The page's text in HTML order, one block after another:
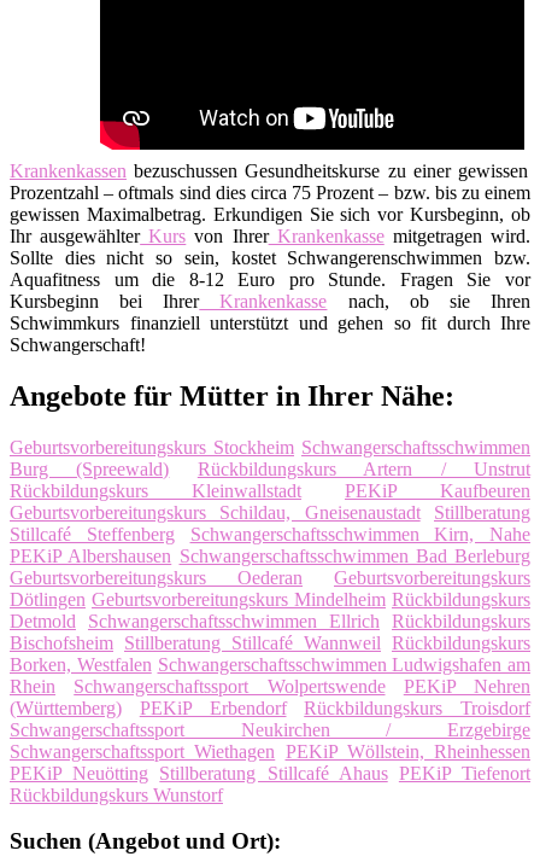
Krankenkassen bezuschussen Gesundheitskurse zu einer gewissen
Prozentzahl – oftmals sind dies circa 75 Prozent – bzw. bis zu einem
gewissen Maximalbetrag. Erkundigen Sie sich vor Kursbeginn, ob
Ihr ausgewählterKurs von IhrerKrankenkassemitgetragen wird.
Sollte dies nicht so sein, kostet Schwangerenschwimmen bzw.
Aquafitness um die 8-12 Euro pro Stunde. Fragen Sie vor
Kursbeginn bei IhrerKrankenkasse nach, ob sie Ihren
Schwimmkurs finanziell unterstützt und gehen so fit durch Ihre
Schwangerschaft!
Angebote für Mütter in Ihrer Nähe:
Geburtsvorbereitungskurs Stockheim Schwangerschaftsschwimmen
Burg (Spreewald)
Rückbildungskurs Artern / Unstrut
Rückbildungskurs Kleinwallstadt
PEKiP Kaufbeuren
Geburtsvorbereitungskurs Schildau, Gneisenaustadt
Stillberatung
Stillcafé Steffenberg
Schwangerschaftsschwimmen Kirn, Nahe
PEKiP Albershausen Schwangerschaftsschwimmen Bad Berleburg
Geburtsvorbereitungskurs Oederan
Geburtsvorbereitungskurs
Dötlingen Geburtsvorbereitungskurs Mindelheim Rückbildungskurs
Detmold
Schwangerschaftsschwimmen Ellrich
Rückbildungskurs
Bischofsheim Stillberatung Stillcafé Wannweil Rückbildungskurs
Borken, Westfalen Schwangerschaftsschwimmen Ludwigshafen am
Rhein
Schwangerschaftssport Wolpertswende
PEKiP Nehren
(Württemberg)
PEKiP Erbendorf
Rückbildungskurs Troisdorf
Schwangerschaftssport Neukirchen / Erzgebirge
Schwangerschaftssport Wiethagen PEKiP Wöllstein, Rheinhessen
PEKiP Neuötting
Stillberatung Stillcafé Ahaus PEKiP Tiefenort
Rückbildungskurs Wunstorf
Suchen (Angebot und Ort):